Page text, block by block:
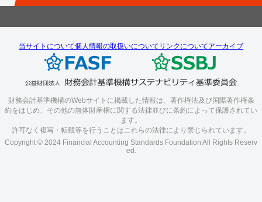
当サイトについて個人情報の取扱いについて リンクについてアーカイブ
財務会計基準機構のWebサイトに掲載した情報は、著作権法及び国際著作権条
約をはじめ、その他の無体財産権に関する法律並びに条約によって保護されてい
ます。
許可なく複写・転載等を行うことはこれらの法律により禁じられています。
Copyright © 2024 Financial Accounting Standards Foundation All Rights Reserv
ed.